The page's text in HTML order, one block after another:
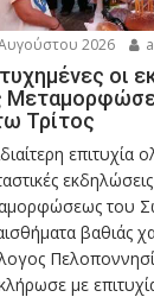
2026
οι
Τρίτος
επιτυχία
του
βαθιάς
με